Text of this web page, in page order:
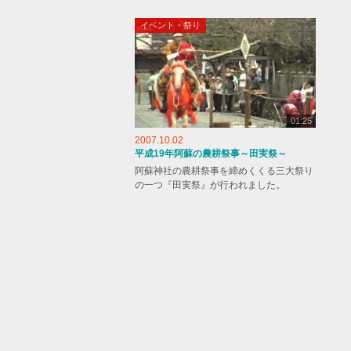
イベント・祭り
01:25
2007.10.02
平成19年阿蘇の農耕祭事～田実祭～
阿蘇神社の農耕祭事を締めくくる三大祭り
の一つ『田実祭』が行われました。